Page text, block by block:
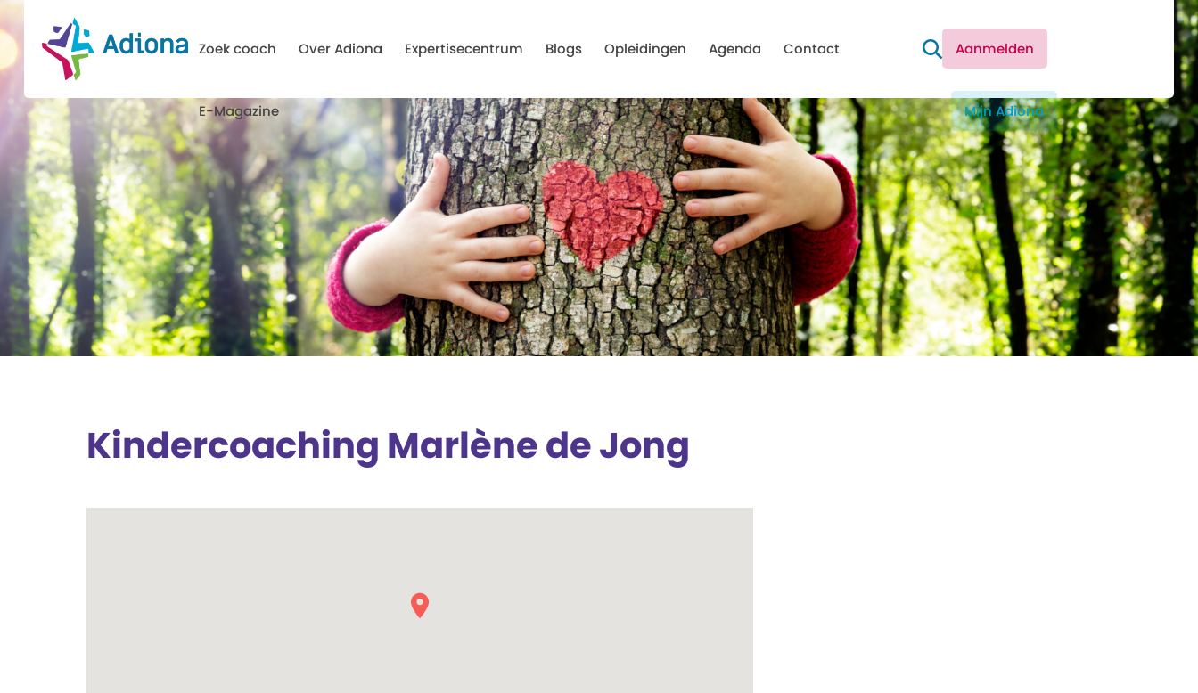
Zoek coach Over Adiona Expertisecentrum Blogs Opleidingen Agenda Contact
E-Magazine
Aanmelden
Mijn Adiona
Kindercoaching Marlène de Jong